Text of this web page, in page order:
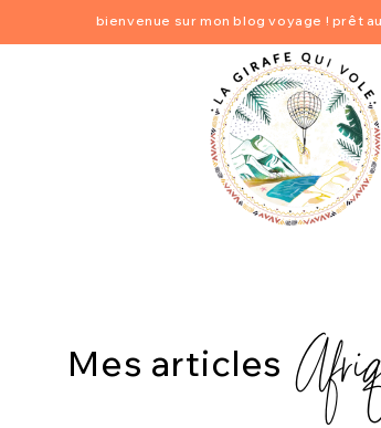
bienvenue sur mon blog voyage ! prêt
Mes articles